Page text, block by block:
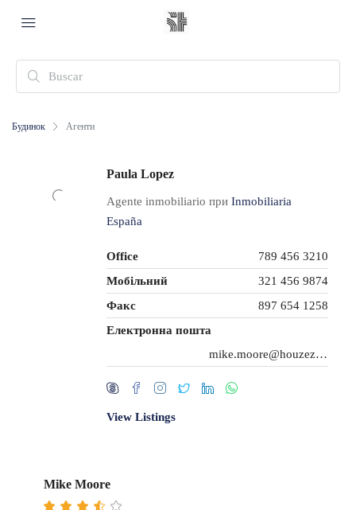
Будинок Агенти
Paula Lopez
Agente inmobiliario приInmobiliaria
España
Office
789 456 3210
Мобільний
321 456 9874
Факс
897 654 1258
Електронна пошта
mike.moore@houzez.co
View Listings
Mike Moore